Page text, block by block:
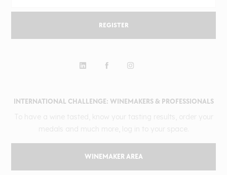
INTERNATIONAL CHALLENGE: WINEMAKERS & PROFESSIONALS
WINEMAKER AREA
REGISTER